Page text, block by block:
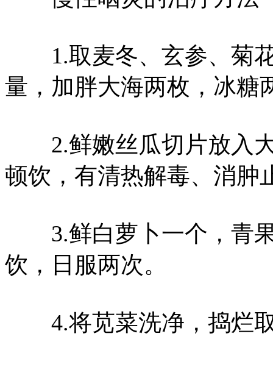
1.取麦冬、玄参、菊花
量，加胖大海两枚，冰糖
2.鲜嫩丝瓜切片放入大
顿饮，有清热解毒、消肿
3.鲜白萝卜一个，青果
饮，日服两次。
4.将苋菜洗净，捣烂取